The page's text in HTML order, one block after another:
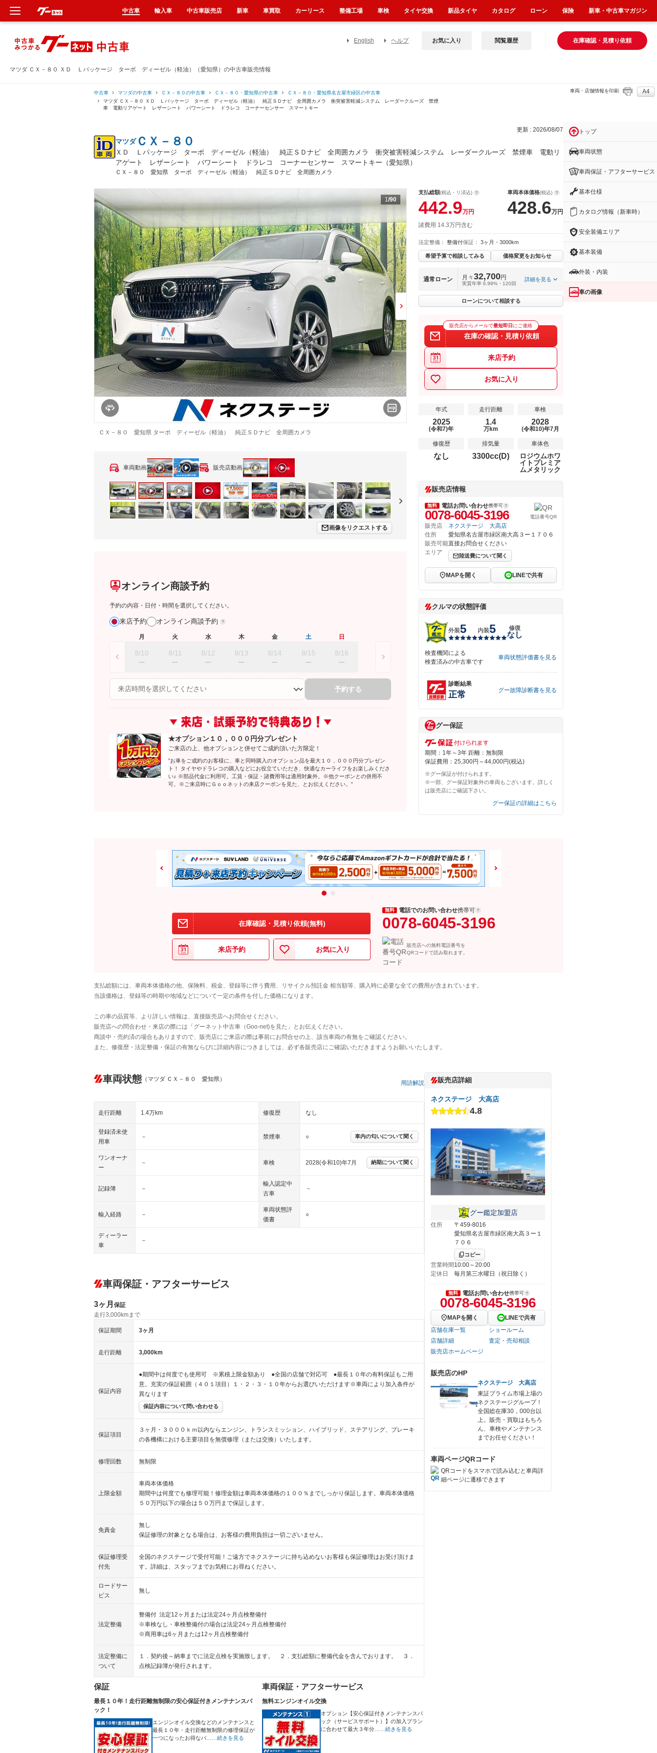
マツダ ＣＸ－８０ ＸＤ Ｌパッケージ ターボ ディーゼル（軽油）（愛知県）の中古車販売情報
English ヘルプ 在庫確認・見積り依頼
お気に入り 閲覧履歴
中古車 マツダの中古車 ＣＸ－８０の中古車 ＣＸ－８０・愛知県の中古車
ＣＸ－８０・愛知県名古屋市緑区の中古車
マツダ ＣＸ－８０ ＸＤ Ｌパッケージ ターボ ディーゼル（軽油） 純正ＳＤナビ 全周囲カメラ 衝突被害軽減システム レーダークルーズ 禁煙
車 電動リアゲート レザーシート パワーシート ドラレコ コーナーセンサー スマートキー
車両・店舗情報を印刷 A4
更新 : 2026/08/07
マツダＣＸ－８０
ＸＤ Ｌパッケージ ターボ ディーゼル（軽油） 純正ＳＤナビ 全周囲カメラ 衝突被害軽減システム レーダークルーズ 禁煙車 電動リ
アゲート レザーシート パワーシート ドラレコ コーナーセンサー スマートキー（愛知県）
ＣＸ－８０ 愛知県 ターボ ディーゼル（軽油） 純正ＳＤナビ 全周囲カメラ
1/90
ＣＸ－８０ 愛知県 ターボ ディーゼル（軽油） 純正ＳＤナビ 全周囲カメラ
車両動画 販売店動画
画像をリクエストする
オンライン商談予約
予約の内容・日付・時間を選択してください。
来店予約 オンライン商談予約
月
8/10
火
8/11
水
8/12
木
8/13
金
8/14
土
8/15
日
8/16
予約する
★オプション１０，０００円分プレゼント
ご来店の上、他オプションと併せてご成約頂いた方限定！
”お車をご成約のお客様に、車と同時購入のオプション品を最大１０，０００円分プレゼン
ト！ タイヤやドラレコの購入などにお役立ていただき、快適なカーライフをお楽しみくださ
い♪ ※部品代金に利用可。工賃・保証・諸費用等は適用対象外。※他クーポンとの併用不
可。※ご来店時にＧｏｏネットの来店クーポンを見た、とお伝えください。”
支払総額(税込・リ済込)
442.9万円
車両本体価格(税込)
428.6万円
諸費用 14.3万円含む
法定整備： 整備付保証： 3ヶ月・3000km
希望予算で相談してみる 価格変更をお知らせ
通常ローン 月々32,700円
実質年率 6.99%・120回
詳細を見る
ローンについて相談する
販売店からメールで最短即日 にご連絡
在庫の確認・見積り依頼
来店予約
お気に入り
年式
2025
(令和7)年
走行距離
1.4
万km
車検
2028
(令和10)年7月
修復歴
なし
排気量
3300cc(D)
車体色
ロジウムホワ
イトプレミア
ムメタリック
販売店情報
無料 電話お問い合わせ携帯可
0078-6045-3196 電話番号QR
販売店
ネクステージ 大高店
住所
愛知県名古屋市緑区南大高３ー１７０６
販売可能
エリア
直接お問合せください
陸送費について聞く
MAPを開く LINEで共有
クルマの状態評価
外装5 内装5 修復
なし
検査機関による
検査済みの中古車です
車両状態評価書を見る
診断結果
正常 グー故障診断書を見る
グー保証
期間：1年～3年 距離：無制限
保証費用：25,300円～44,000円(税込)
※グー保証が付けられます。
※一部、グー保証対象外の車両もございます。詳しく
は販売店にご確認下さい。
グー保証の詳細はこちら
在庫確認・見積り依頼(無料)
来店予約 お気に入り
無料 電話でのお問い合わせ携帯可
0078-6045-3196
販売店への無料電話番号を
QRコードで読み取れます。
支払総額には、車両本体価格の他、保険料、税金、登録等に伴う費用、リサイクル預託金 相当額等、購入時に必要な全ての費用が含まれています。
当該価格は、登録等の時期や地域などについて一定の条件を付した価格になります。
この車の品質等、より詳しい情報は、直接販売店へお問合せください。
販売店への問合わせ・来店の際には「グーネット中古車（Goo-net)を見た」とお伝えください。
商談中・売約済の場合もありますので、販売店にご来店の際は事前にお問合せの上、該当車両の有無をご確認ください。
また、修復歴・法定整備・保証の有無ならびに詳細内容につきましては、必ず各販売店にご確認いただきますようお願いいたします。
車両状態 （マツダ ＣＸ－８０ 愛知県）
用語解説
走行距離 1.4万km 修復歴 なし
登録済未使
用車
－ 禁煙車 ○ 車内の匂いについて聞く
ワンオーナ
ー
－ 車検 2028(令和10)年7月 納期について聞く
記録簿 －
輸入認定中
古車
－
輸入経路 －
車両状態評
価書
○
ディーラー
車
－
車両保証・アフターサービス
3ヶ月 保証
走行3,000kmまで
保証期間 3ヶ月
走行距離 3,000km
保証内容
●期間中は何度でも使用可 ※累積上限金額あり ●全国の店舗で対応可 ●最長１０年の有料保証もご用
意。充実の保証範囲（４０１項目）１・２・３・１０年からお選びいただけます※車両により加入条件が
異なります
保証内容について問い合わせる
保証項目
３ヶ月・３０００ｋｍ以内ならエンジン、トランスミッション、ハイブリッド、ステアリング、ブレーキ
の各機構における主要項目を無償修理（または交換）いたします。
修理回数 無制限
上限金額
車両本体価格
期間中は何度でも修理可能！修理金額は車両本体価格の１００％までしっかり保証します。車両本体価格
５０万円以下の場合は５０万円まで保証します。
免責金
無し
保証修理の対象となる場合は、お客様の費用負担は一切ございません。
保証修理受
付先
全国のネクステージで受付可能！ご遠方でネクステージに持ち込めないお客様も保証修理はお受け頂けま
す。詳細は、スタッフまでお気軽にお尋ねください。
ロードサー
ビス
無し
法定整備
整備付 法定12ヶ月または法定24ヶ月点検整備付
※車検なし・車検整備付の場合は法定24ヶ月点検整備付
※商用車は6ヶ月または12ヶ月点検整備付
法定整備に
ついて
１．契約後～納車までに法定点検を実施致します。 ２．支払総額に整備代金を含んでおります。 ３．
点検記録簿が発行されます。
保証
最長１０年！走行距離無制限の安心保証付きメンテナンスパ
ック！
エンジンオイル交換などのメンテナンスと
最長１０年・走行距離無制限の修理保証が
一つになったお得なパ…
…続きを見る
車両保証・アフターサービス
無料エンジンオイル交換
オプション【安心保証付きメンテナンスパ
ック（サービスサポート）】の加入プラン
に合わせて最大３年分…
…続きを見る
販売店詳細
ネクステージ 大高店
4.8
グー鑑定加盟店
住所
〒459-8016
愛知県名古屋市緑区南大高３ー１
７０６
コピー
営業時間 10:00～20:00
定休日
毎月第三水曜日（祝日除く）
無料 電話お問い合わせ携帯可
0078-6045-3196
MAPを開く
LINEで共有
店舗在庫一覧
ショールーム
店舗詳細
査定・売却相談
販売店ホームページ
販売店のHP
ネクステージ 大高店
東証プライム市場上場の
ネクステージグループ！
全国総在庫30，000台以
上。販売・買取はもちろ
ん、車検やメンテナンス
までお任せください！
車両ページQRコード
QRコードをスマホで読み込むと車両詳
細ページに遷移できます
トップ
車両状態
車両保証・アフターサービス
基本仕様
カタログ情報（新車時）
安全装備エリア
基本装備
外装・内装
車の画像
中古車 輸入車 中古車販売店 新車 車買取 カーリース 整備工場 車検 タイヤ交換 新品タイヤ カタログ ローン 保険 新車・中古車マガジン
新車
中古車